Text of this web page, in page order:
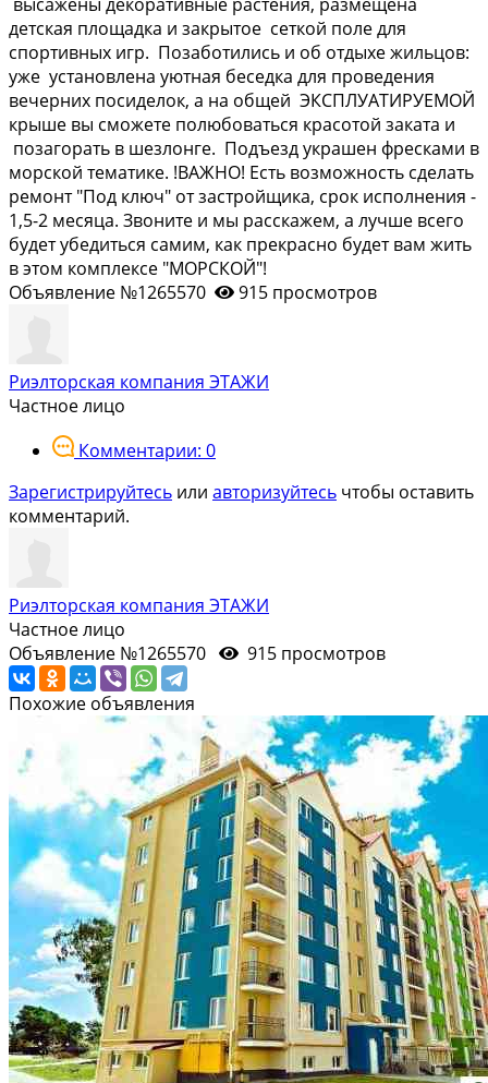
детская площадка и закрытое сеткой поле для
спортивных игр. Позаботились и об отдыхе жильцов:
уже установлена уютная беседка для проведения
вечерних посиделок, а на общей ЭКСПЛУАТИРУЕМОЙ
крыше вы сможете полюбоваться красотой заката и
позагорать в шезлонге. Подъезд украшен фресками в
морской тематике. !ВАЖНО! Есть возможность сделать
ремонт "Под ключ" от застройщика, срок исполнения -
1,5-2 месяца. Звоните и мы расскажем, а лучше всего
будет убедиться самим, как прекрасно будет вам жить
в этом комплексе "МОРСКОЙ"!
Объявление №1265570
915 просмотров
Риэлторская компания ЭТАЖИ
Частное лицо
Комментарии: 0
Зарегистрируйтесь или авторизуйтесь чтобы оставить
комментарий.
Риэлторская компания ЭТАЖИ
Частное лицо
Объявление №1265570
915 просмотров
Похожие объявления